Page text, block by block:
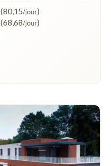
(80,15/jour)
(68,68/jour)